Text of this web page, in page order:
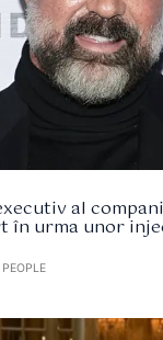
al
în urma unor
PEOPLE